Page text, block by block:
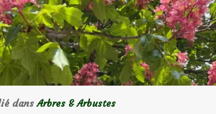
dansArbres & Arbustes